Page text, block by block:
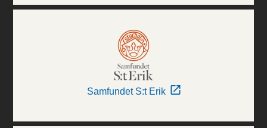
Samfundet S:t Erik